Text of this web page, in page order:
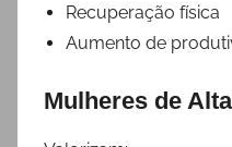
Recuperação física
Aumento de
Mulheres de